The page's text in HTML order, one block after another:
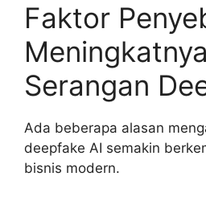
Faktor
Meningkatnya
Serangan
Ada beberapa alasan
deepfake AI semakin
bisnis modern.